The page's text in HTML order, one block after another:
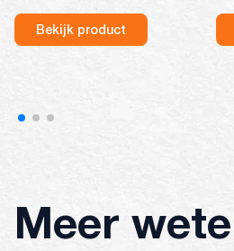
Bekijk product
Meer